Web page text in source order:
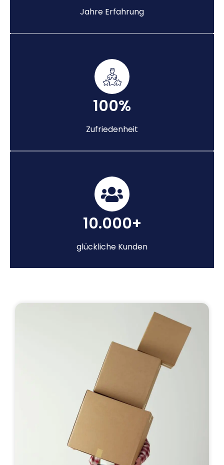
Jahre Erfahrung
100%
Zufriedenheit
10.000+
glückliche Kunden